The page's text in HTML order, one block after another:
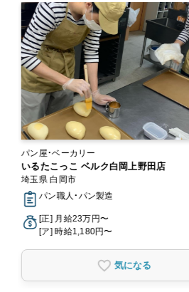
パン屋・ベーカリー
いるたこっこ ベルク白岡上野田店
埼玉県 白岡市
パン職人・パン製造
[正] 月給23万円〜
[ア] 時給1,180円〜
気になる